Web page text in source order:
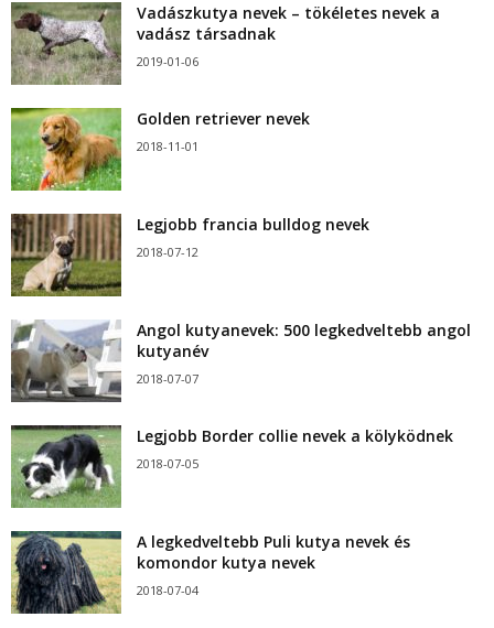
Vadászkutya nevek – tökéletes nevek a
vadász társadnak
2019-01-06
Golden retriever nevek
2018-11-01
Legjobb francia bulldog nevek
2018-07-12
Angol kutyanevek: 500 legkedveltebb angol
kutyanév
2018-07-07
Legjobb Border collie nevek a kölyködnek
2018-07-05
A legkedveltebb Puli kutya nevek és
komondor kutya nevek
2018-07-04